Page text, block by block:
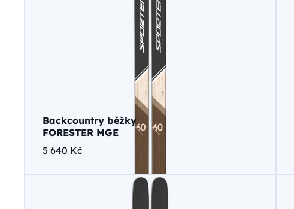
Backcountry běžky
FORESTER MGE
5 640 Kč